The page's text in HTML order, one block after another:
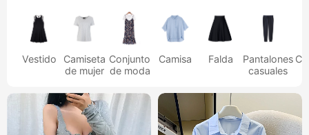
Vestido
Camiseta
de mujer
Conjunto
de moda
Camisa Falda
Pantalones
casuales